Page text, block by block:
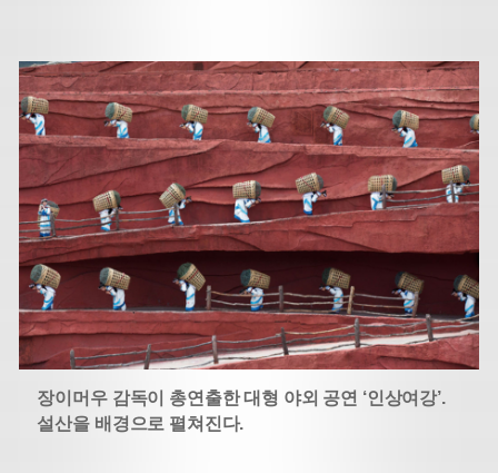
장이머우 감독이 총연출한 대형 야외 공연 ‘인상여강’.
설산을 배경으로 펼쳐진다.